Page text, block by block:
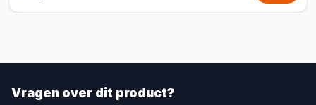
Vragen over dit product?